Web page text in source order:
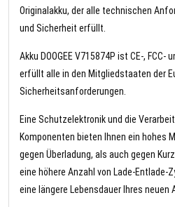
Originalakku, der alle technischen
und Sicherheit erfüllt.
Akku DOOGEE V715874P ist CE-, FCC-
erfüllt alle in den Mitgliedstaaten der
Sicherheitsanforderungen.
Eine Schutzelektronik und die
Komponenten bieten Ihnen ein hohes
gegen Überladung, als auch gegen
eine höhere Anzahl von Lade-Entlade-
eine längere Lebensdauer Ihres neuen